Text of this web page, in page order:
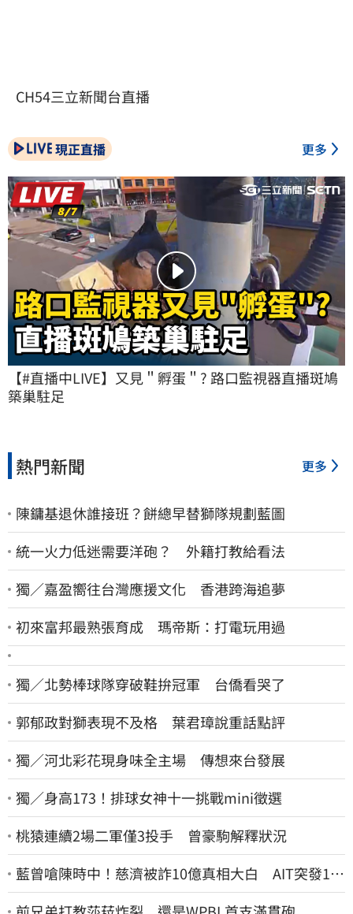
CH54三立新聞台直播
現正直播 更多
【#直播中LIVE】又見＂孵蛋＂? 路口監視器直播斑鳩
築巢駐足
熱門新聞 更多
陳鏞基退休誰接班？餅總早替獅隊規劃藍圖
統一火力低迷需要洋砲？ 外籍打教給看法
獨／嘉盈嚮往台灣應援文化 香港跨海追夢
初來富邦最熟張育成 瑪帝斯：打電玩用過
獨／北勢棒球隊穿破鞋拚冠軍 台僑看哭了
郭郁政對獅表現不及格 葉君璋說重話點評
獨／河北彩花現身味全主場 傳想來台發展
獨／身高173！排球女神十一挑戰mini徵選
桃猿連續2場二軍僅3投手 曾豪駒解釋狀況
藍曾嗆陳時中！慈濟被詐10億真相大白 AIT突發1文
酸爆…他笑：真的很會